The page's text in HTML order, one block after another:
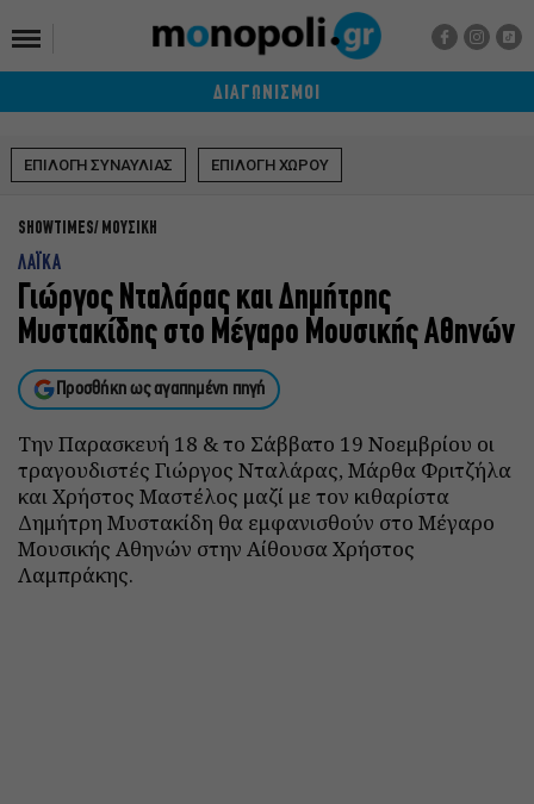
ΔΙΑΓΩΝΙΣΜΟΙ
ΕΠΙΛΟΓΗ ΣΥΝΑΥΛΙΑΣ ΕΠΙΛΟΓΗ ΧΩΡΟΥ
SHOWTIMES ΜΟΥΣΙΚΗ
ΛΑΪΚΑ
Γιώργος Νταλάρας και Δημήτρης
Μυστακίδης στο Μέγαρο Μουσικής Αθηνών
Προσθήκη ως αγαπημένη πηγή
Την Παρασκευή 18 & το Σάββατο 19 Νοεμβρίου οι
τραγουδιστές Γιώργος Νταλάρας, Μάρθα Φριτζήλα
και Χρήστος Μαστέλος μαζί με τον κιθαρίστα
Δημήτρη Μυστακίδη θα εμφανισθούν στο Μέγαρο
Μουσικής Αθηνών στην Αίθουσα Χρήστος
Λαμπράκης.